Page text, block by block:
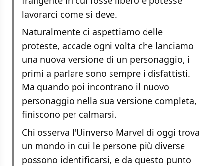
lavorarci come si deve.
Naturalmente ci aspettiamo delle
proteste, accade ogni volta che lanciamo
una nuova versione di un personaggio, i
primi a parlare sono sempre i disfattisti.
Ma quando poi incontrano il nuovo
personaggio nella sua versione completa,
finiscono per calmarsi.
Chi osserva l'Uinverso Marvel di oggi trova
un mondo in cui le persone più diverse
possono identificarsi, e da questo punto